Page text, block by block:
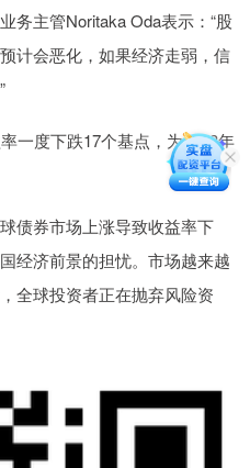
务主管Noritaka Oda表示：“股
计会恶化，如果经济走弱，信
一度下跌17个基点，为2003年
债券市场上涨导致收益率下
经济前景的担忧。市场越来越
全球投资者正在抛弃风险资